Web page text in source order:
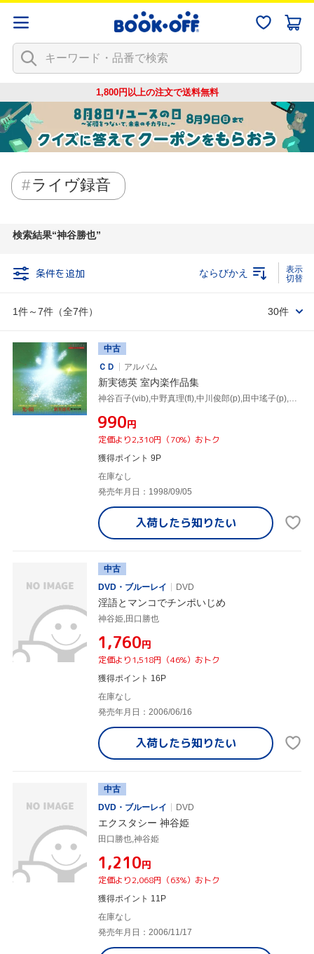
1,800円以上の注文で送料無料
ライヴ録音
検索結果 神谷勝也
条件を追加
1件～7件（全7件）
ならびかえ
30件
中古
ＣＤ
アルバム
新実徳英 室内楽作品集
¥990円
定価より2,310円（70%）おトク
獲得ポイント 9P
在庫なし
発売年月日：1998/09/05
入荷したら知りたい
中古
DVD・ブルーレイ
DVD
淫語とマンコでチンポいじめ
神谷姫,田口勝也
¥1,760円
定価より1,518円（46%）おトク
獲得ポイント 16P
在庫なし
発売年月日：2006/06/16
入荷したら知りたい
中古
DVD・ブルーレイ
DVD
エクスタシー 神谷姫
田口勝也,神谷姫
¥1,210円
定価より2,068円（63%）おトク
獲得ポイント 11P
在庫なし
発売年月日：2006/11/17